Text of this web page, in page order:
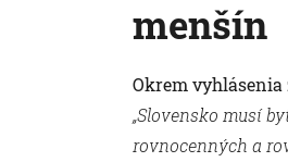
menšín
Okrem
„Slovensko musí
rovnocenných a